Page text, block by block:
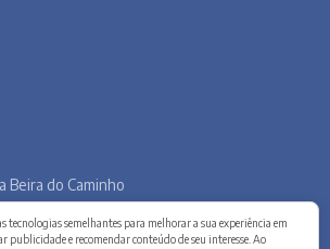
tecnologias semelhantes para melhorar a sua experiência em
publicidade e recomendar conteúdo de seu interesse. Ao
Online. Todos os direitos reservados.